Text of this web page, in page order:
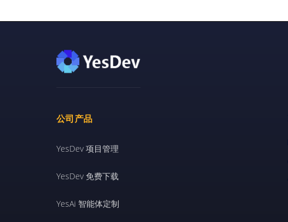
公司产品
YesDev 项目管理
YesDev 免费下载
YesAi 智能体定制